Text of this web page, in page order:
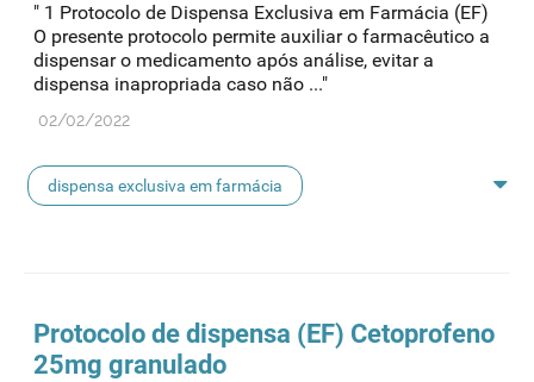
" 1 Protocolo de Dispensa Exclusiva em Farmácia (EF)
O presente protocolo permite auxiliar o farmacêutico a
dispensar o medicamento após análise, evitar a
dispensa inapropriada caso não ..."
02/02/2022
dispensa exclusiva em farmácia
Protocolo de dispensa (EF) Cetoprofeno
25mg granulado